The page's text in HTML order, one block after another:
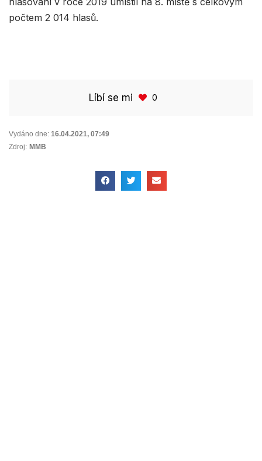
počtem 2 014 hlasů.
Líbí se mi 0
Vydáno dne: 16.04.2021, 07:49
Zdroj: MMB